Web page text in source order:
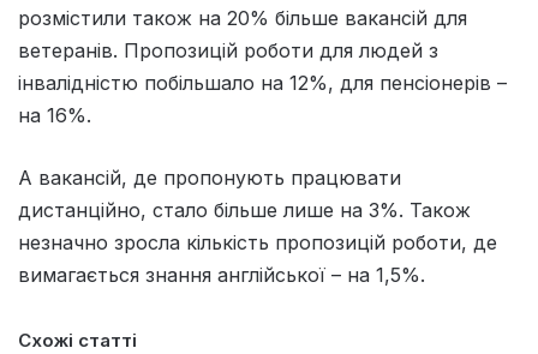
розмістили також на 20% більше вакансій для
ветеранів. Пропозицій роботи для людей з
інвалідністю побільшало на 12%, для пенсіонерів –
на 16%.
А вакансій, де пропонують працювати
дистанційно, стало більше лише на 3%. Також
незначно зросла кількість пропозицій роботи, де
вимагається знання англійської – на 1,5%.
Схожі статті